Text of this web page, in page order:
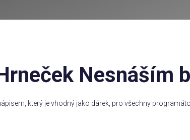
Nesnáším
který je vhodný jako dárek, pro všechny